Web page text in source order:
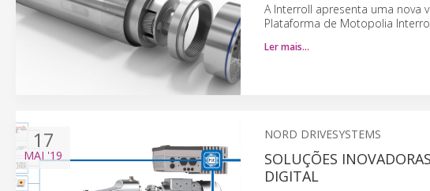
A Interroll apresenta uma nova
Plataforma de Motopolia
Ler mais…
17
MAI '19
NORD DRIVESYSTEMS
SOLUÇÕES
DIGITAL